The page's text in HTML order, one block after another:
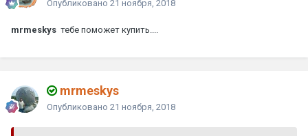
Опубликовано 21 ноября, 2018
mrmeskys тебе поможет купить....
mrmeskys
Опубликовано 21 ноября, 2018